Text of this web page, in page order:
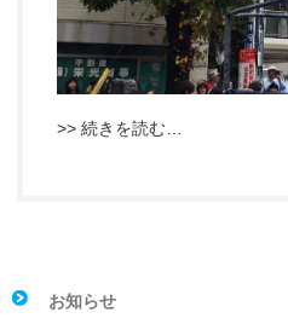
>> 続きを読む…
お知らせ